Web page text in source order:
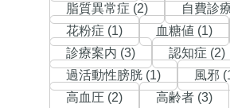
脂質異常症 (2)
自費診
花粉症 (1)
血糖値 (1)
診療案内 (3)
認知症 (2)
過活動性膀胱 (1)
風邪
高血圧 (2)
高齢者 (3)